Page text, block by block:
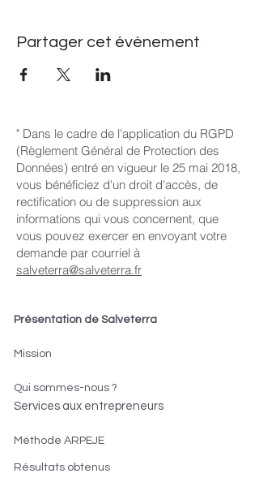
Partager cet événement
" Dans le cadre de l'application du RGPD
(Règlement Général de Protection des
Données) entré en vigueur le 25 mai 2018,
vous bénéficiez d'un droit d'accès, de
rectification ou de suppression aux
informations qui vous concernent, que
vous pouvez exercer en envoyant votre
demande par courriel à
salveterra@salveterra.fr
Présentation de Salveterra
Mission
Qui sommes-nous ?
Services aux entrepreneurs
Méthode ARPEJE
Résultats obtenus